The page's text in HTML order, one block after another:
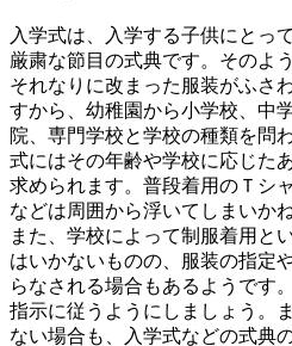
入学式は、入学する子供にとっ
厳粛な節目の式典です。そのよ
それなりに改まった服装がふさ
すから、幼稚園から小学校、中
院、専門学校と学校の種類を問
式にはその年齢や学校に応じた
求められます。普段着用のＴシ
などは周囲から浮いてしまいか
また、学校によって制服着用と
はいかないものの、服装の指定
らなされる場合もあるようです
指示に従うようにしましょう。
ない場合も、入学式などの式典